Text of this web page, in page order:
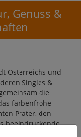
Genuss &
Österreichs und
Singles &
die
farbenfrohe
Prater, den
beeindruckende